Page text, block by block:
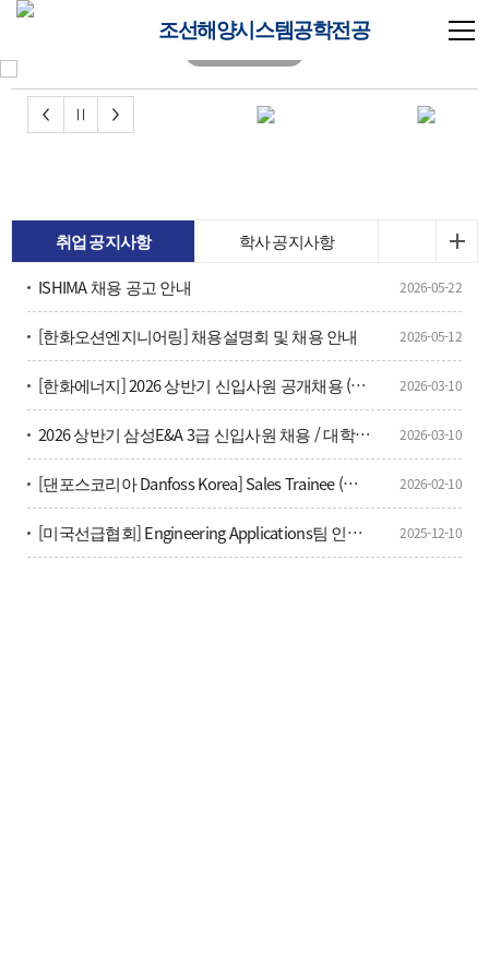
조선해양시스템공학전공
취업 공지사항
학사 공지사항
ISHIMA 채용 공고 안내
2026-05-22
[한화오션엔지니어링] 채용설명회 및 채용 안내 2026-05-12
[한화에너지] 2026 상반기 신입사원 공개채용 (~3/16(월)) 2026-03-10
2026 상반기 삼성E&A 3급 신입사원 채용 / 대학생 인턴 모집 2026-03-10
[댄포스코리아 Danfoss Korea] Sales Trainee (영업인턴, 1년) 채용 2026-02-10
[미국선급협회] Engineering Applications팀 인턴 채용 공고 2025-12-10